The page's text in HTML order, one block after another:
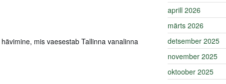
mis vaesestab Tallinna vanalinna
aprill 2026
märts 2026
detsember 2025
november 2025
oktoober 2025